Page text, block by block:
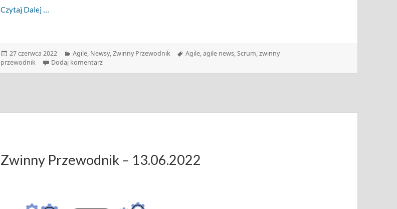
Czytaj Dalej
Data
publikacji
27 czerwca 2022 Kategorie
Agile, Newsy,Zwinny Przewodnik Tagi
Agile,agile news,Scrum,zwinny
przewodnik
Dodaj komentarzdo Zwinny Przewodnik – 27.06.2022
Zwinny Przewodnik – 13.06.2022